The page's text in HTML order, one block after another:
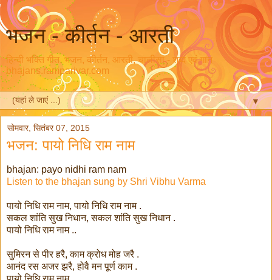
भजन - कीर्तन - आरती
हिन्दी भक्ति गीत, भजन, कीर्तन, आरती, चालीसा - शब्द एवं गान
bhajans.ramparivar.com
▼
सोमवार, सितंबर 07, 2015
भजन: पायो निधि राम नाम
bhajan: payo nidhi ram nam
Listen to the bhajan sung by Shri Vibhu Varma
पायो निधि राम नाम, पायो निधि राम नाम .
सकल शांति सुख निधान, सकल शांति सुख निधान .
पायो निधि राम नाम ..
सुमिरन से पीर हरै, काम क्रोध मोह जरै .
आनंद रस अजर झरै, होवै मन पूर्ण काम .